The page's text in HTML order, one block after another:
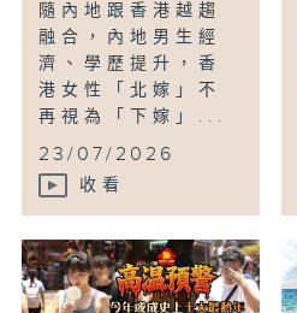
隨內地跟香港越趨
融合，內地男生經
濟、學歷提升，香
港女性「北嫁」不
再視為「下嫁」...
23/07/2026
收看